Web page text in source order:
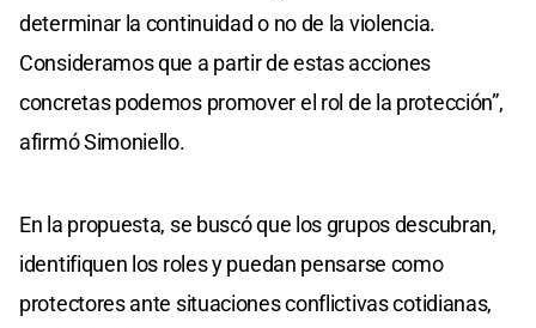
determinar la continuidad o no de la violencia.
Consideramos que a partir de estas acciones
concretas podemos promover el rol de la protección”,
afirmó Simoniello.
En la propuesta, se buscó que los grupos descubran,
identifiquen los roles y puedan pensarse como
protectores ante situaciones conflictivas cotidianas,